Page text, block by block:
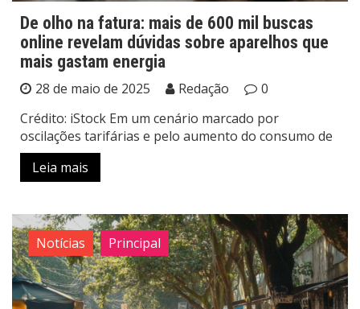
De olho na fatura: mais de 600 mil buscas
online revelam dúvidas sobre aparelhos que
mais gastam energia
28 de maio de 2025 Redação
0
Crédito: iStock Em um cenário marcado por
oscilações tarifárias e pelo aumento do consumo de
Leia mais
Notícias Principal